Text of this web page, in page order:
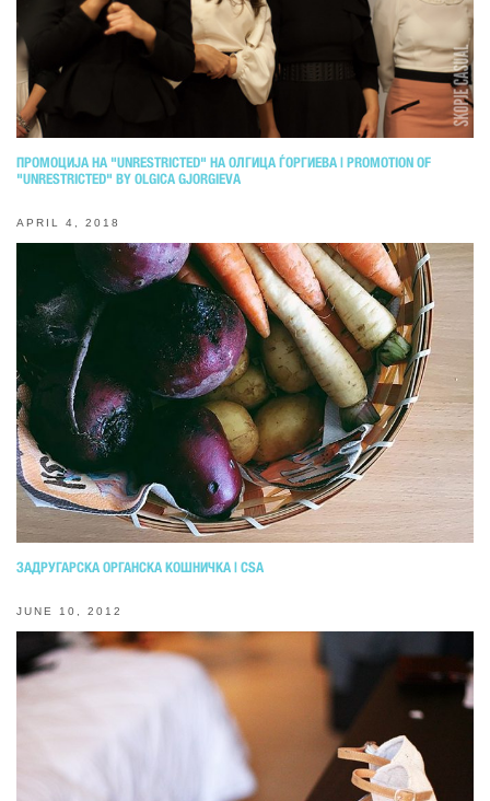
ПРОМОЦИЈА НА "UNRESTRICTED" НА ОЛГИЦА ЃОРГИЕВА | PROMOTION OF
"UNRESTRICTED" BY OLGICA GJORGIEVA
APRIL 4, 2018
ЗАДРУГАРСКА ОРГАНСКА КОШНИЧКА | CSA
JUNE 10, 2012